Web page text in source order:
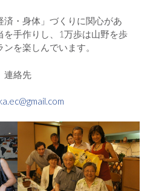
・身体」づくりに関心があ
を手作りし、1万歩は山野を歩
を楽しんでいます。
連絡先